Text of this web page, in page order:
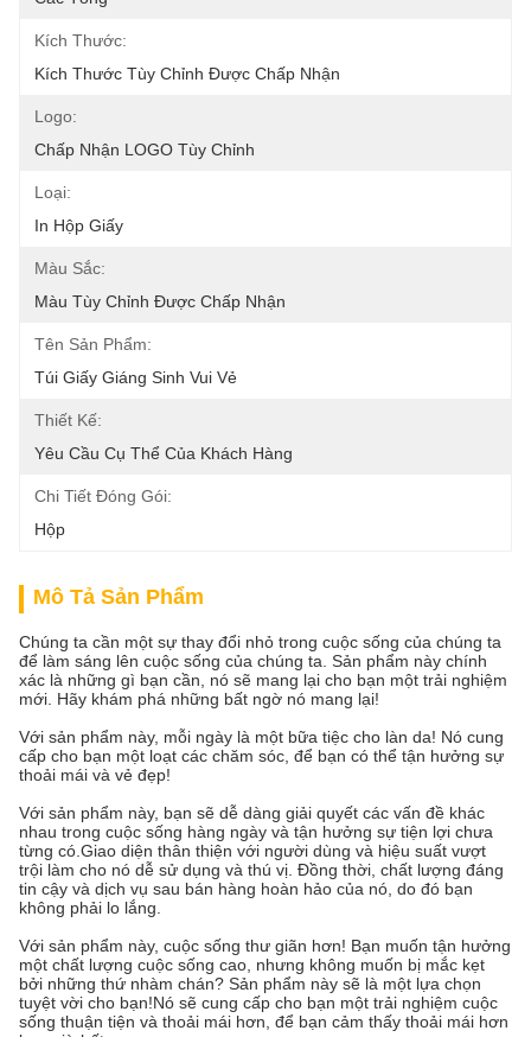
Kích Thước:
Kích Thước Tùy Chỉnh Được Chấp Nhận
Logo:
Chấp Nhận LOGO Tùy Chỉnh
Loại:
In Hộp Giấy
Màu Sắc:
Màu Tùy Chỉnh Được Chấp Nhận
Tên Sản Phẩm:
Túi Giấy Giáng Sinh Vui Vẻ
Thiết Kế:
Yêu Cầu Cụ Thể Của Khách Hàng
Chi Tiết Đóng Gói:
Hộp
Mô Tả Sản Phẩm
Chúng ta cần một sự thay đổi nhỏ trong cuộc sống của chúng ta
để làm sáng lên cuộc sống của chúng ta. Sản phẩm này chính
xác là những gì bạn cần, nó sẽ mang lại cho bạn một trải nghiệm
mới. Hãy khám phá những bất ngờ nó mang lại!
Với sản phẩm này, mỗi ngày là một bữa tiệc cho làn da! Nó cung
cấp cho bạn một loạt các chăm sóc, để bạn có thể tận hưởng sự
thoải mái và vẻ đẹp!
Với sản phẩm này, bạn sẽ dễ dàng giải quyết các vấn đề khác
nhau trong cuộc sống hàng ngày và tận hưởng sự tiện lợi chưa
từng có.Giao diện thân thiện với người dùng và hiệu suất vượt
trội làm cho nó dễ sử dụng và thú vị. Đồng thời, chất lượng đáng
tin cậy và dịch vụ sau bán hàng hoàn hảo của nó, do đó bạn
không phải lo lắng.
Với sản phẩm này, cuộc sống thư giãn hơn! Bạn muốn tận hưởng
một chất lượng cuộc sống cao, nhưng không muốn bị mắc kẹt
bởi những thứ nhàm chán? Sản phẩm này sẽ là một lựa chọn
tuyệt vời cho bạn!Nó sẽ cung cấp cho bạn một trải nghiệm cuộc
sống thuận tiện và thoải mái hơn, để bạn cảm thấy thoải mái hơn